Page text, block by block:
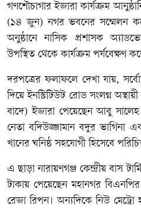
গণশৌচাগার ইজারা কার্যক্রম
(১৪ জুন) নগর ভবনের সম্মেলন
অনুষ্ঠানে নাসিক প্রশাসক
উপস্থিত থেকে কার্যক্রম পর্যবেক্ষণ
দরপত্রের ফলাফলে দেখা যায়,
দিয়ে ইনস্টিটিউট রোড সংলগ্ন
বাদে) ইজারা পেয়েছেন আবু
নেতা বদিউজ্জামান বদুর ভাগিনা
খানের ঘনিষ্ঠ সহযোগী হিসেবে
এ ছাড়া নারায়ণগঞ্জ কেন্দ্রীয় বাস
টাকায় পেয়েছেন মহানগর
রেজা রিপন। অন্যদিকে নিউ মেট্রো